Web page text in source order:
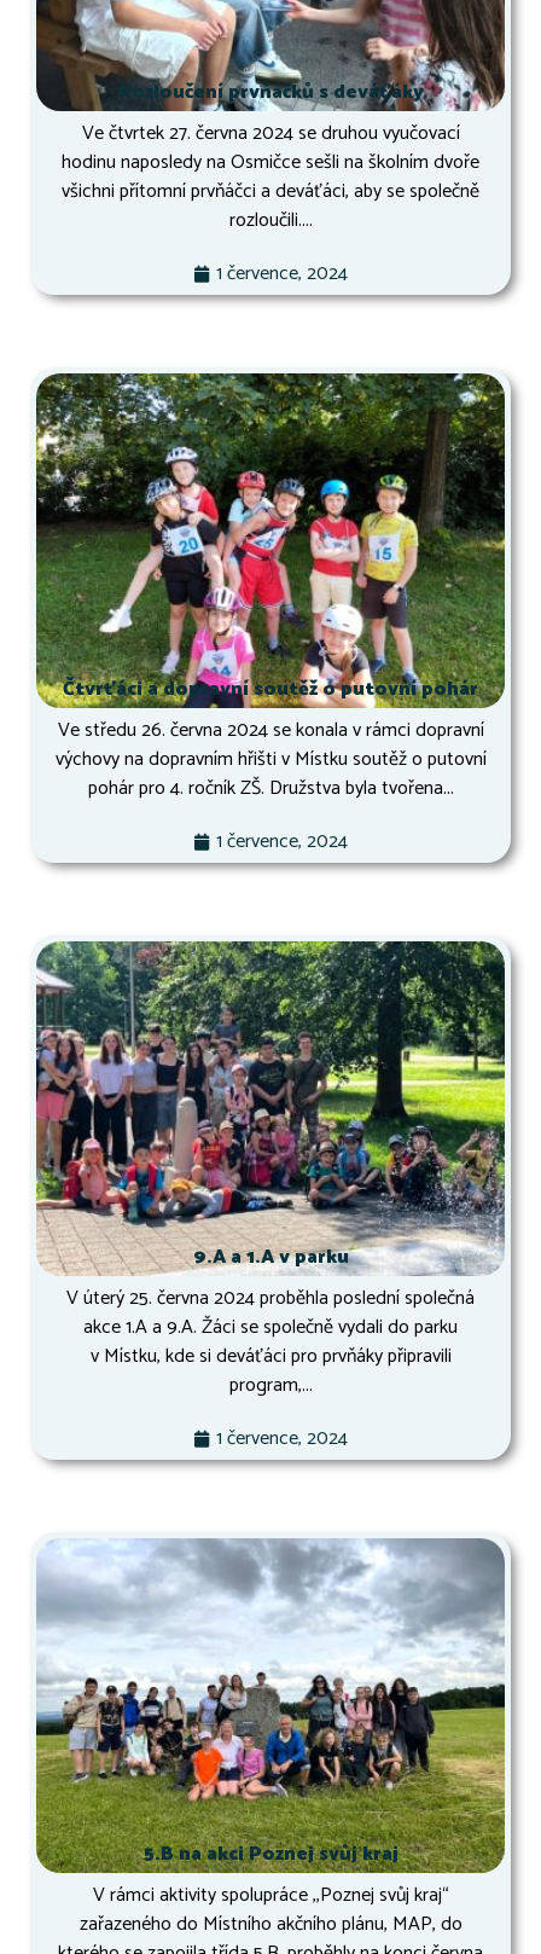
Rozloučení prvňáčků s deváťáky
Ve čtvrtek 27. června 2024 se druhou vyučovací
hodinu naposledy na Osmičce sešli na školním dvoře
všichni přítomní prvňáčci a deváťáci, aby se společně
rozloučili....
1 července, 2024
Čtvrťáci a dopravní soutěž o putovní pohár
Ve středu 26. června 2024 se konala v rámci dopravní
výchovy na dopravním hřišti v Místku soutěž o putovní
pohár pro 4. ročník ZŠ. Družstva byla tvořena...
1 července, 2024
9.A a 1.A v parku
V úterý 25. června 2024 proběhla poslední společná
akce 1.A a 9.A. Žáci se společně vydali do parku
v Místku, kde si deváťáci pro prvňáky připravili
program,...
1 července, 2024
5.B na akci Poznej svůj kraj
V rámci aktivity spolupráce ,,Poznej svůj kraj“
zařazeného do Místního akčního plánu, MAP, do